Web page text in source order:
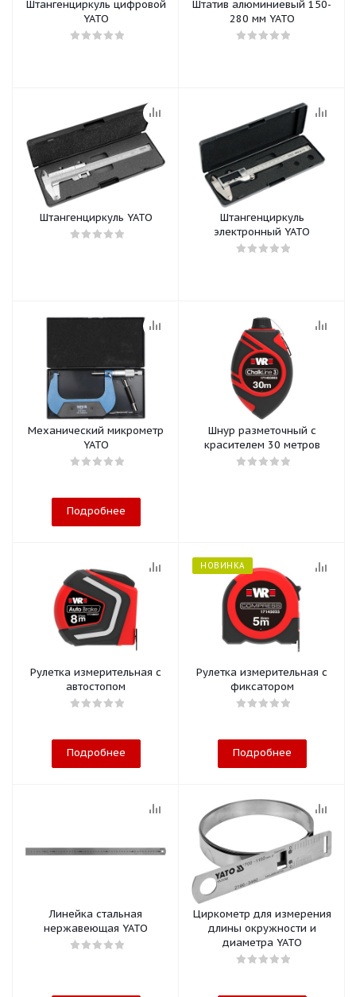
Штангенциркуль цифровой
YATO
Штатив алюминиевый 150-
280 мм YATO
Штангенциркуль YATO
Штангенциркуль
электронный YATO
Механический микрометр
YATO
Подробнее
Шнур разметочный с
красителем 30 метров
Рулетка измерительная с
автостопом
Подробнее
НОВИНКА
Рулетка измерительная с
фиксатором
Подробнее
Линейка стальная
нержавеющая YATO
Циркометр для измерения
длины окружности и
диаметра YATO